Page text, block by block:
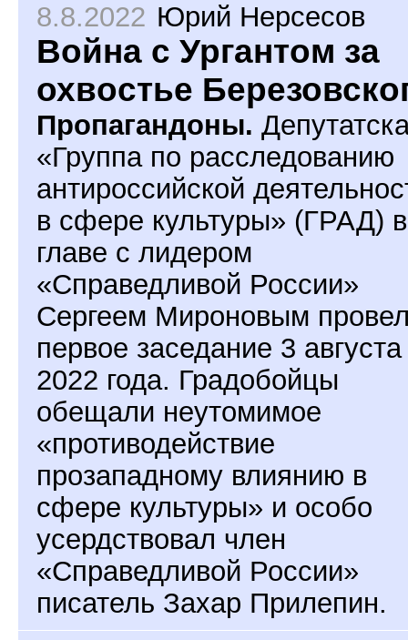
8.8.2022 Юрий Нерсесов
Война с Ургантом за
охвостье
Пропагандоны.
«Группа по расследованию
антироссийской
в сфере культуры» (ГРАД)
главе с лидером
«Справедливой России»
Сергеем Мироновым
первое заседание 3 августа
2022 года. Градобойцы
обещали неутомимое
«противодействие
прозападному влиянию в
сфере культуры» и особо
усердствовал член
«Справедливой России»
писатель Захар Прилепин.